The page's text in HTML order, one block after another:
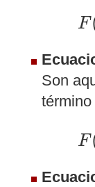
F
Son
F